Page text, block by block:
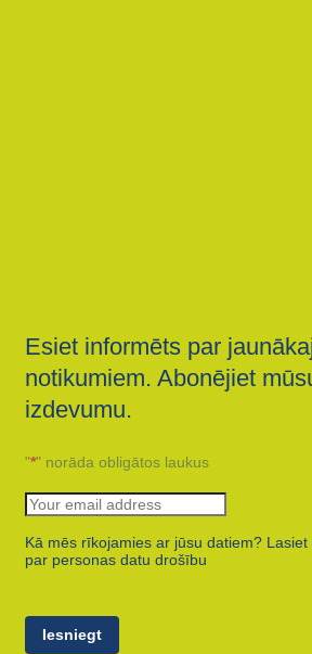
Esiet informēts par
notikumiem. Abonējiet
izdevumu.
"*" norāda obligātos laukus
Kā mēs rīkojamies ar jūsu datiem?
par personas datu drošību
Iesniegt